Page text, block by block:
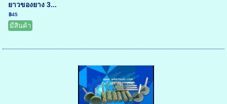
ยาวของยาง 3...
฿45
มีสินค้า